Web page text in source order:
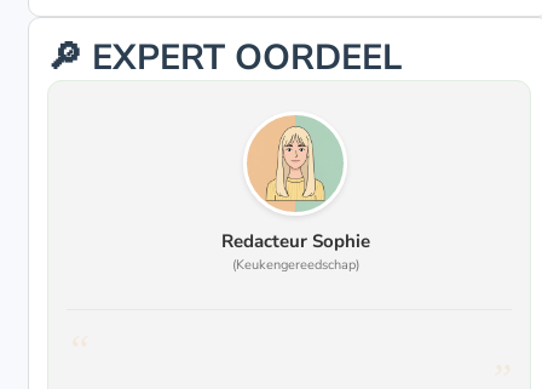
🔎 EXPERT OORDEEL
Redacteur Sophie
(Keukengereedschap)